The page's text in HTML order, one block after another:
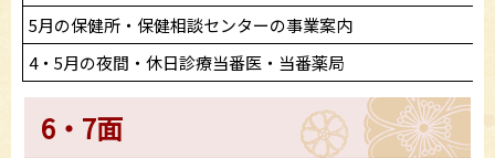
5月の保健所・保健相談センターの事業案内
4・5月の夜間・休日診療当番医・当番薬局
6・7面